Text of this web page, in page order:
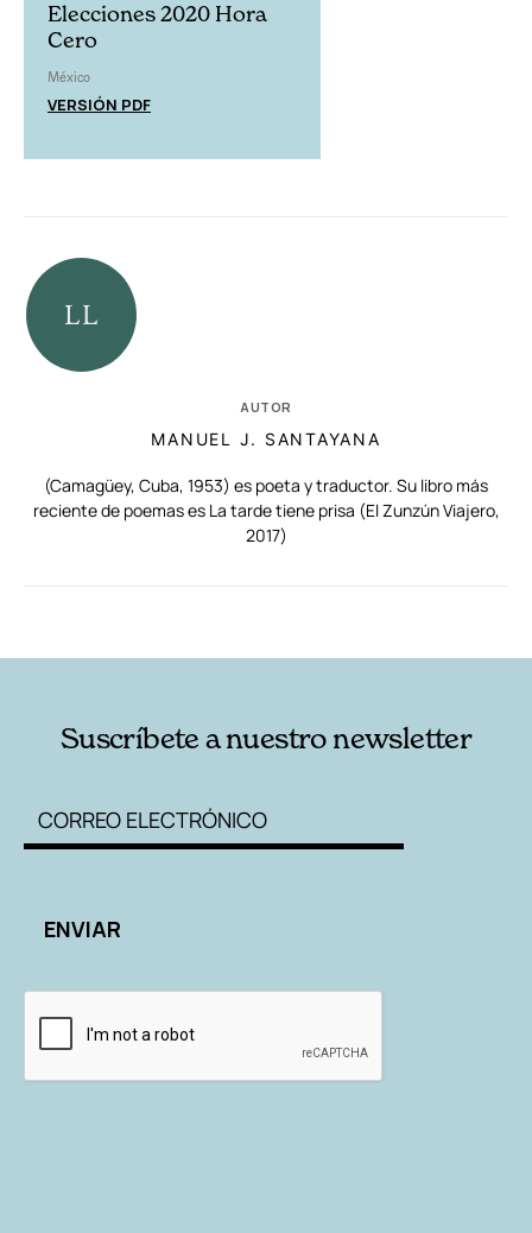
Elecciones 2020 Hora
Cero
México
VERSIÓN PDF
AUTOR
MANUEL J. SANTAYANA
(Camagüey, Cuba, 1953) es poeta y traductor. Su libro más
reciente de poemas es La tarde tiene prisa (El Zunzún Viajero,
2017)
Suscríbete a nuestro newsletter